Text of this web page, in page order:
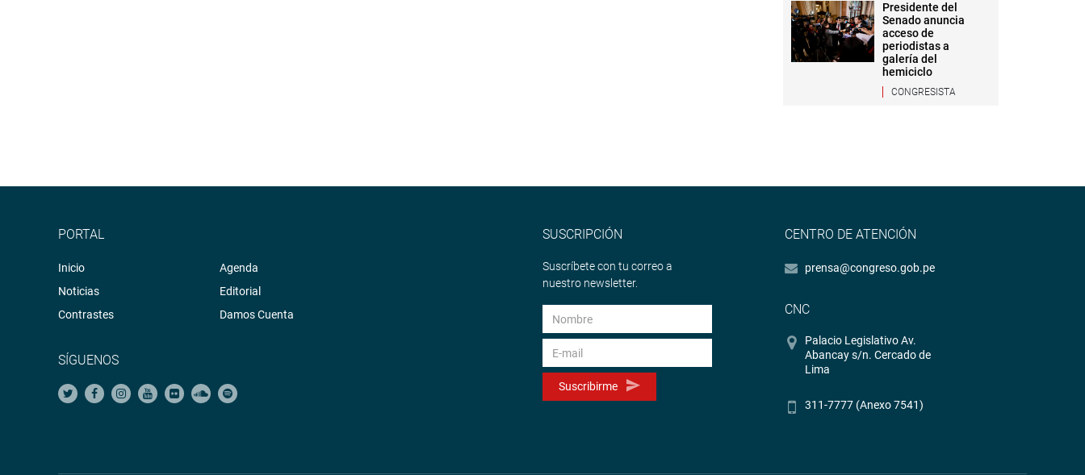
Presidente del
Senado anuncia
acceso de
periodistas a
galería del
hemiciclo
CONGRESISTA
PORTAL
Inicio
Noticias
Contrastes
Agenda
Editorial
Damos Cuenta
SÍGUENOS
SUSCRIPCIÓN
Suscríbete con tu correo a
nuestro newsletter.
Suscribirme
CENTRO DE ATENCIÓN
prensa@congreso.gob.pe
CNC
Palacio Legislativo Av.
Abancay s/n. Cercado de
Lima
311-7777 (Anexo 7541)